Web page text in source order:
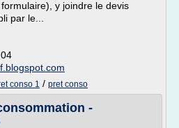
y joindre le devis
par le...
conso 1 / pret conso
-